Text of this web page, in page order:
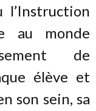
au monde
de
élève et
son sein, sa